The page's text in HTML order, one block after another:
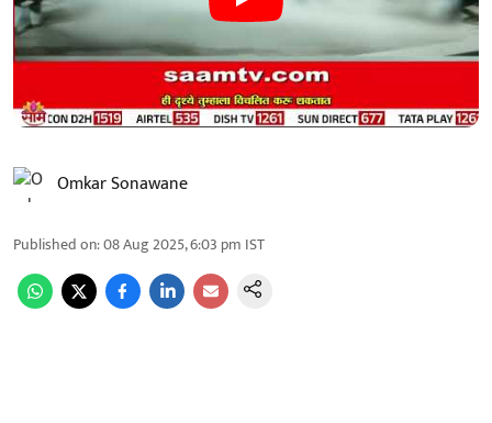
Omkar Sonawane
Published on:08 Aug 2025, 6:03 pm IST